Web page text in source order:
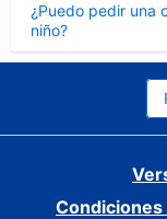
¿Puedo pedir una
niño?
cerrado